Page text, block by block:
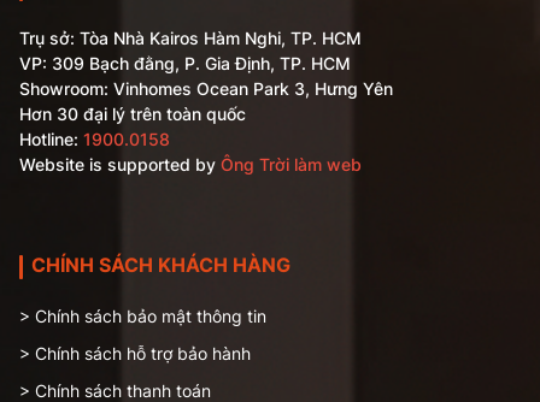
Trụ sở: Tòa Nhà Kairos Hàm Nghi, TP. HCM
VP: 309 Bạch đằng, P. Gia Định, TP. HCM
Showroom: Vinhomes Ocean Park 3, Hưng Yên
Hơn 30 đại lý trên toàn quốc
Hotline: 1900.0158
Website is supported by Ông Trời làm web
CHÍNH SÁCH KHÁCH HÀNG
> Chính sách bảo mật thông tin
> Chính sách hỗ trợ bảo hành
> Chính sách thanh toán